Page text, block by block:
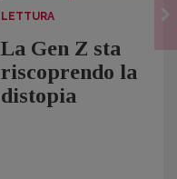
LETTURA
La Gen Z sta
riscoprendo la
distopia